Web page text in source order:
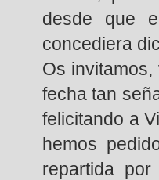
desde que
concediera
Os
fecha tan
felicitando a
hemos
repartida